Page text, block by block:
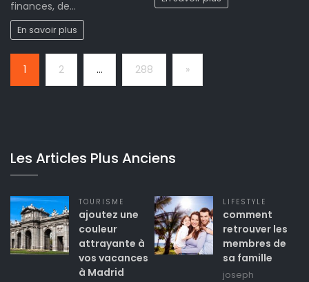
finances, de…
En savoir plus
1 2 … 288 Next
»
Les Articles Plus Anciens
TOURISME
ajoutez une
couleur
attrayante à
vos vacances
à Madrid
LIFESTYLE
comment
retrouver les
membres de
sa famille
joseph